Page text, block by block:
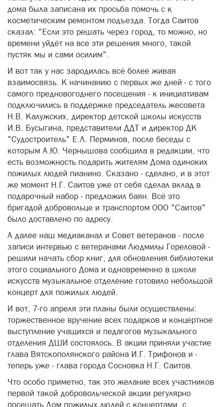
дома была записана их просьба помочь с к
косметическим ремонтом подъезда. Тогда Саитов
сказал: "Если это решать через город, то можно, но
времени уйдёт на все эти решения много, такой
пустяк мы и сами осилим".
И вот так у нас зародилась всё более живая
взаимосвязь. К начинанию с первых же дней - с того
самого предновогоднего посещения - к инициативам
подключились в поддержке председатель жесовета
Н.В. Калужских, директор детской школы искусств
И.В. Бусыгина, представители ДДТ и директор ДК
"Судостроитель" Е.Л. Перминов, после беседы с
которым А.Ю. Чернышова сообщила в редакции, что
есть возможность подарить жителям Дома одиноких
пожилых людей пианино. Сказано - сделано, и в этот
же момент Н.Г. Саитов уже от себя сделал вклад в
подарочный набор - предложил баян. Всё это
бригадой добровольце и транспортом ООО "Саитов"
было доставлено по адресу.
А далее наш медиаканал и Совет ветеранов - после
записи интервью с ветеранами Людмилы Гореловой -
решили начать сбор книг, для обновления библиотеки
этого социального Дома и одновременно в школе
искусств музыкальное отделение готовило небольшой
концерт для пожилых людей.
И вот, 7-го апреля эти планы были осуществлены:
торжественное вручение всех подарков и концертное
выступление учащихся и педагогов музыкального
отделения ДШИ состоялось. В акции приняли участие
глава Вятскополянского района И.Г. Трифонов и -
теперь уже - глава города Сосновка Н.Г. Саитов.
Что особо приметно, так это желание всех участников
первой такой добровольческой акции регулярно
посещать Дом пожилых людей с концертами, с